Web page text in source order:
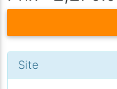
Site